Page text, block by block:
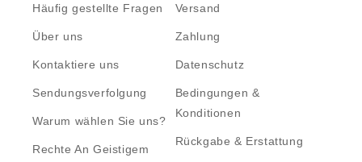
Häufig gestellte Fragen
Über uns
Kontaktiere uns
Sendungsverfolgung
Warum wählen Sie uns?
Rechte An Geistigem
Versand
Zahlung
Datenschutz
Bedingungen &
Konditionen
Rückgabe & Erstattung